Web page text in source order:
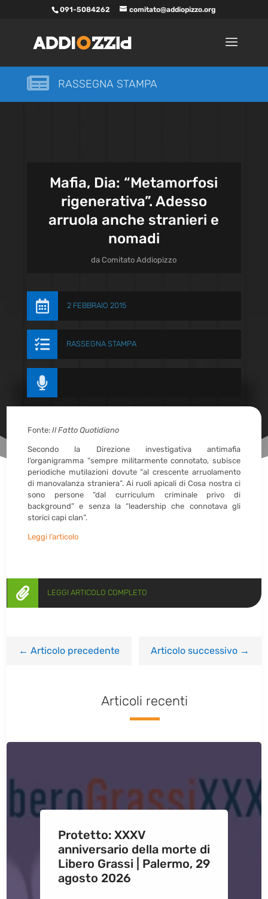
091-5084262 comitato@addiopizzo.org
 RASSEGNA STAMPA
Mafia, Dia: “Metamorfosi
rigenerativa”. Adesso
arruola anche stranieri e
nomadi
daComitato Addiopizzo
 2 FEBBRAIO 2015
 RASSEGNA STAMPA

Fonte:Il Fatto Quotidiano
Secondo la Direzione investigativa antimafia
l’organigramma “sempre militarmente connotato, subisce
periodiche mutilazioni dovute “al crescente arruolamento
di manovalanza straniera”. Ai ruoli apicali di Cosa nostra ci
sono persone “dal curriculum criminale privo di
background” e senza la “leadership che connotava gli
storici capi clan”.
Leggi l’articolo
 LEGGI ARTICOLO COMPLETO
←Articolo precedente Articolo successivo→
Articoli recenti
Protetto: XXXV
anniversario della morte di
Libero Grassi | Palermo, 29
agosto 2026